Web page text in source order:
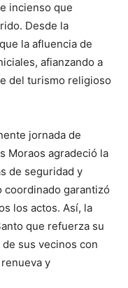
incienso que
Desde la
la afluencia de
afianzando a
del turismo religioso
jornada de
Moraos agradeció la
de seguridad y
coordinado garantizó
los actos. Así, la
que refuerza su
sus vecinos con
y